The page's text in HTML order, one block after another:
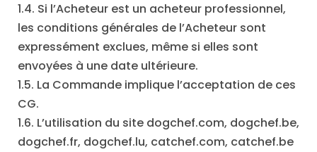
1.4. Si l’Acheteur est un acheteur professionnel,
les conditions générales de l’Acheteur sont
expressément exclues, même si elles sont
envoyées à une date ultérieure.
1.5. La Commande implique l’acceptation de ces
CG.
1.6. L’utilisation du site dogchef.com, dogchef.be,
dogchef.fr, dogchef.lu, catchef.com, catchef.be